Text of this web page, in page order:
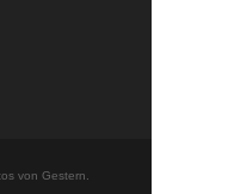
von Gestern